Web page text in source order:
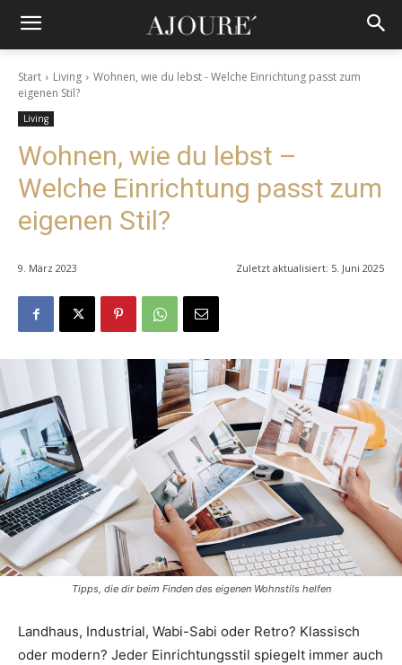
Start Living
Wohnen, wie du lebst - Welche Einrichtung passt zum
eigenen Stil?
Living
Wohnen, wie du lebst –
Welche Einrichtung passt zum
eigenen Stil?
9. März 2023 Zuletzt aktualisiert: 5. Juni 2025
Tipps, die dir beim Finden des eigenen Wohnstils helfen
Landhaus, Industrial, Wabi-Sabi oder Retro? Klassisch
oder modern? Jeder Einrichtungsstil spiegelt immer auch